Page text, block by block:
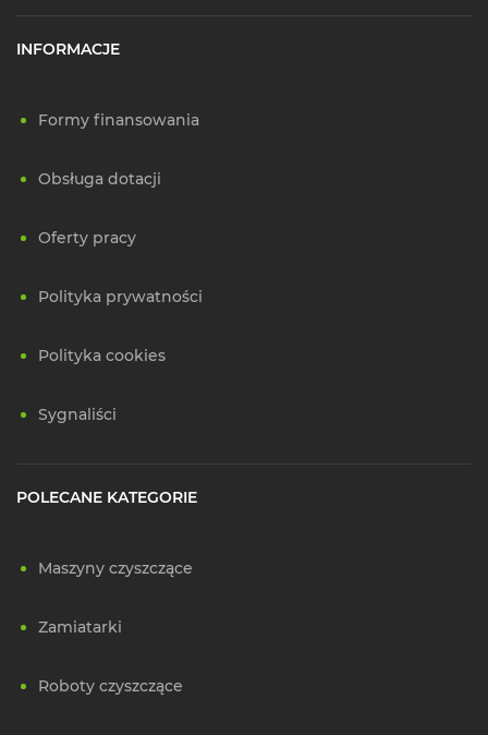
INFORMACJE
Formy finansowania
Obsługa dotacji
Oferty pracy
Polityka prywatności
Polityka cookies
Sygnaliści
POLECANE KATEGORIE
Maszyny czyszczące
Zamiatarki
Roboty czyszczące